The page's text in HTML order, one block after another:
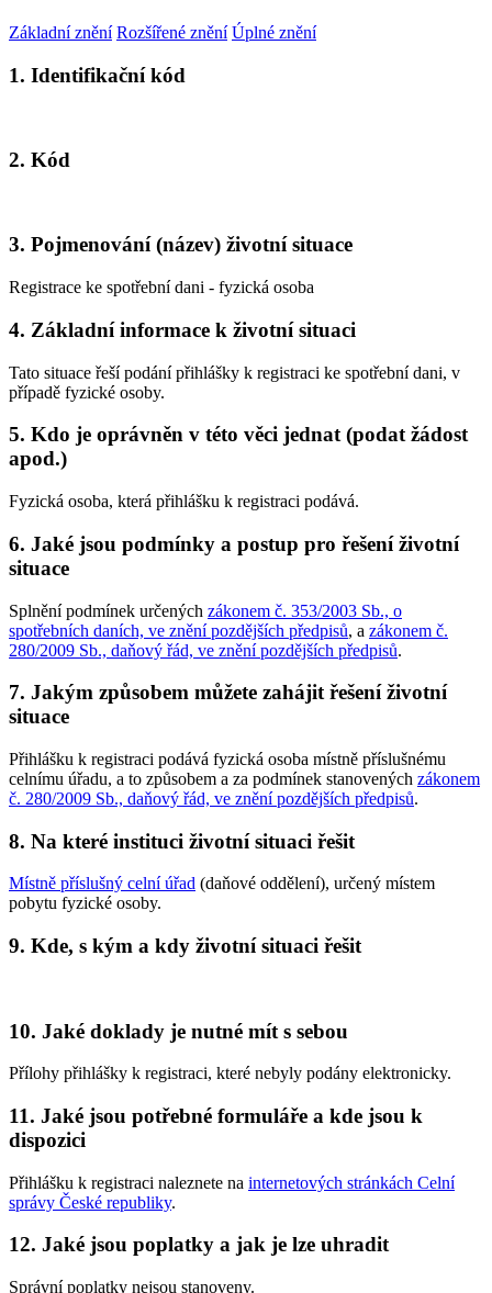
Základní znění Rozšířené znění Úplné znění
1. Identifikační kód
2. Kód
3. Pojmenování (název) životní situace
Registrace ke spotřební dani - fyzická osoba
4. Základní informace k životní situaci
Tato situace řeší podání přihlášky k registraci ke spotřební dani, v
případě fyzické osoby.
5. Kdo je oprávněn v této věci jednat (podat žádost
apod.)
Fyzická osoba, která přihlášku k registraci podává.
6. Jaké jsou podmínky a postup pro řešení životní
situace
Splnění podmínek určených zákonem č. 353/2003 Sb., o
spotřebních daních, ve znění pozdějších předpisů, a zákonem č.
280/2009 Sb., daňový řád, ve znění pozdějších předpisů.
7. Jakým způsobem můžete zahájit řešení životní
situace
Přihlášku k registraci podává fyzická osoba místně příslušnému
celnímu úřadu, a to způsobem a za podmínek stanovených zákonem
č. 280/2009 Sb., daňový řád, ve znění pozdějších předpisů.
8. Na které instituci životní situaci řešit
Místně příslušný celní úřad (daňové oddělení), určený místem
pobytu fyzické osoby.
9. Kde, s kým a kdy životní situaci řešit
10. Jaké doklady je nutné mít s sebou
Přílohy přihlášky k registraci, které nebyly podány elektronicky.
11. Jaké jsou potřebné formuláře a kde jsou k
dispozici
Přihlášku k registraci naleznete na internetových stránkách Celní
správy České republiky.
12. Jaké jsou poplatky a jak je lze uhradit
Správní poplatky nejsou stanoveny.